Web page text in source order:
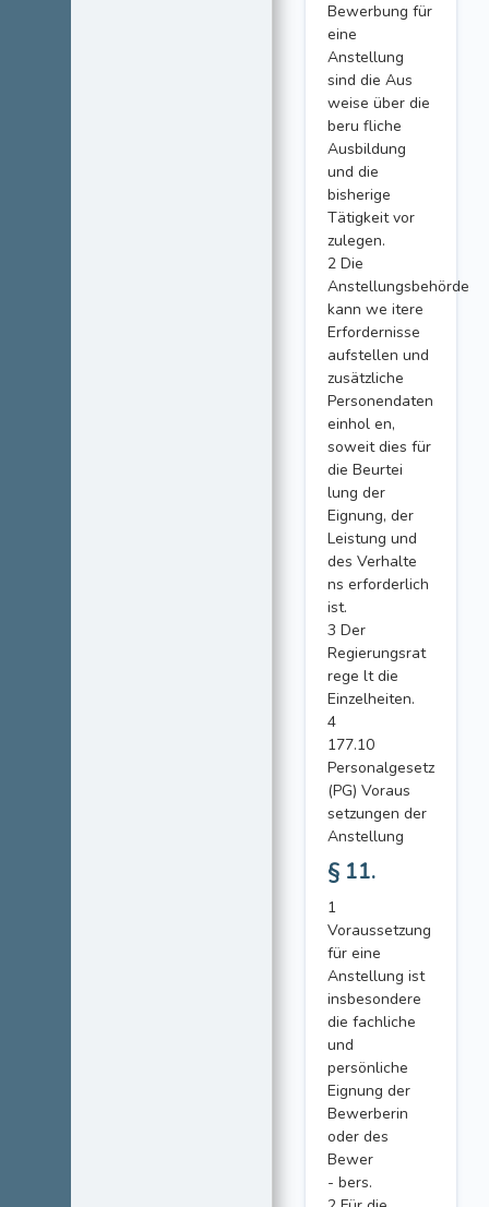
Bewerbung für
eine
Anstellung
sind die Aus
weise über die
beru fliche
Ausbildung
und die
bisherige
Tätigkeit vor
zulegen.
2 Die
Anstellungsbehörde
kann we itere
Erfordernisse
aufstellen und
zusätzliche
Personendaten
einhol en,
soweit dies für
die Beurtei
lung der
Eignung, der
Leistung und
des Verhalte
ns erforderlich
ist.
3 Der
Regierungsrat
rege lt die
Einzelheiten.
4
177.10
Personalgesetz
(PG) Voraus
setzungen der
Anstellung
§ 11.
1
Voraussetzung
für eine
Anstellung ist
insbesondere
die fachliche
und
persönliche
Eignung der
Bewerberin
oder des
Bewer
- bers.